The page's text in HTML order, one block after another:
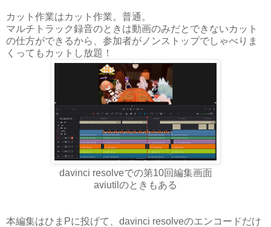
カット作業はカット作業。普通。
マルチトラック録音のときは動画のみだとできないカット
の仕方ができるから、 参加者がノンストップでしゃべりま
くってもカットし放題！
davinci resolveでの第10回編集画面
aviutilのときもある
本編集はひまPに投げて、 davinci resolveのエンコードだけ